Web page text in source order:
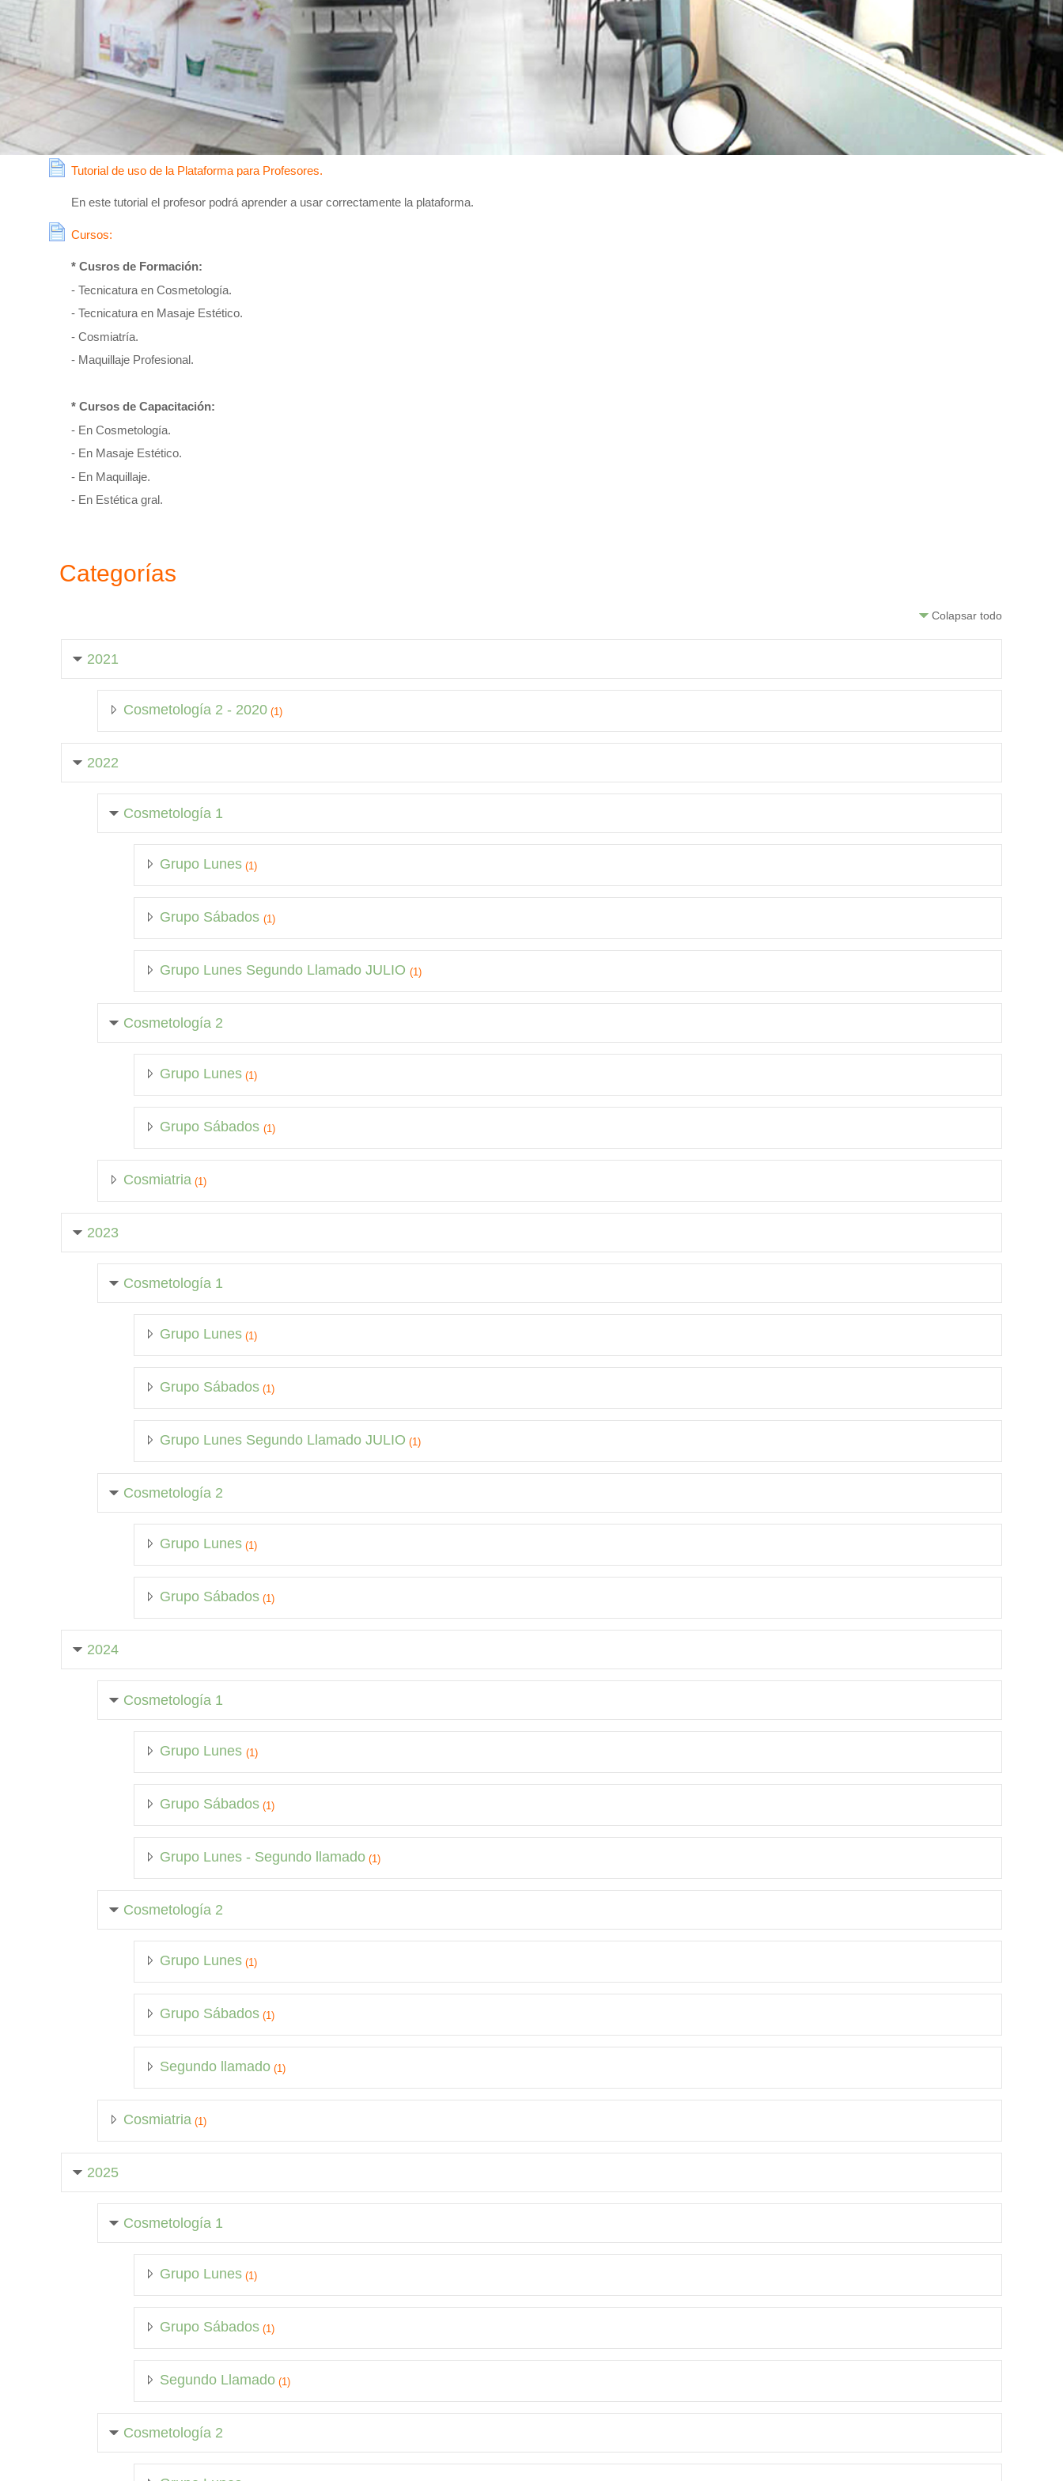
Tutorial de uso de la Plataforma para Profesores.
Página
En este tutorial el profesor podrá aprender a usar correctamente la plataforma.
Cursos:
Página
* Cusros de Formación:
- Tecnicatura en Cosmetología.
- Tecnicatura en Masaje Estético.
- Cosmiatría.
- Maquillaje Profesional.
* Cursos de Capacitación:
- En Cosmetología.
- En Masaje Estético.
- En Maquillaje.
- En Estética gral.
Categorías
Colapsar todo
2021
Cosmetología 2 - 2020 (1)
2022
Cosmetología 1
Grupo Lunes (1)
Grupo Sábados (1)
Grupo Lunes Segundo Llamado JULIO (1)
Cosmetología 2
Grupo Lunes (1)
Grupo Sábados (1)
Cosmiatria (1)
2023
Cosmetología 1
Grupo Lunes (1)
Grupo Sábados (1)
Grupo Lunes Segundo Llamado JULIO (1)
Cosmetología 2
Grupo Lunes (1)
Grupo Sábados (1)
2024
Cosmetología 1
Grupo Lunes (1)
Grupo Sábados (1)
Grupo Lunes - Segundo llamado (1)
Cosmetología 2
Grupo Lunes (1)
Grupo Sábados (1)
Segundo llamado (1)
Cosmiatria (1)
2025
Cosmetología 1
Grupo Lunes (1)
Grupo Sábados (1)
Segundo Llamado (1)
Cosmetología 2